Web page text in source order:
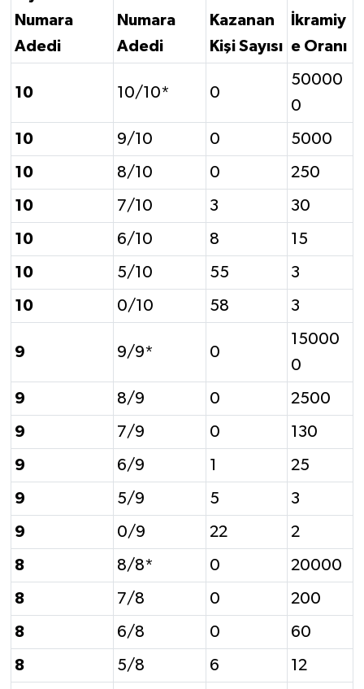
Numara
Adedi
Numara
Adedi
Kazanan
Kişi Sayısı
İkramiy
e Oranı
10 10/10* 0
50000
0
10 9/10 0 5000
10 8/10 0 250
10 7/10 3 30
10 6/10 8 15
10 5/10 55 3
10 0/10 58 3
9 9/9* 0
15000
0
9 8/9 0 2500
9 7/9 0 130
9 6/9 1 25
9 5/9 5 3
9 0/9 22 2
8 8/8* 0 20000
8 7/8 0 200
8 6/8 0 60
8 5/8 6 12